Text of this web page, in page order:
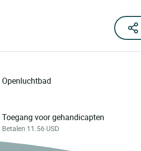
Openluchtbad
Toegang voor gehandicapten
Betalen 11.56 USD